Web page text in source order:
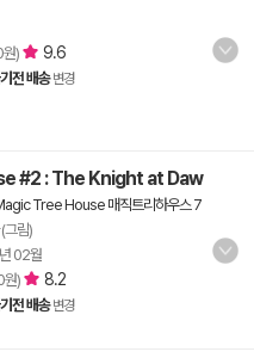
) 9.6
전 배송 변경
#2 : The Knight at Daw
Tree House 매직트리하우스 7
(그림)
02월
원) 8.2
전 배송 변경